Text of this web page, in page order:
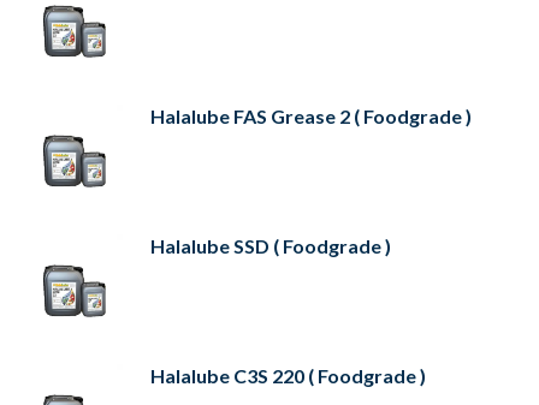
Halalube FAS Grease 2 ( Foodgrade )
Halalube SSD ( Foodgrade )
Halalube C3S 220 ( Foodgrade )